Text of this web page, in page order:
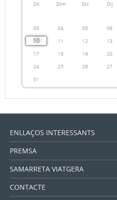
Dil Dim Dic Dij
03
04 05 06
10 11 12 13
17
18 19 20
24
25 26 27
31
ENLLAÇOS INTERESSANTS
PREMSA
SAMARRETA VIATGERA
CONTACTE